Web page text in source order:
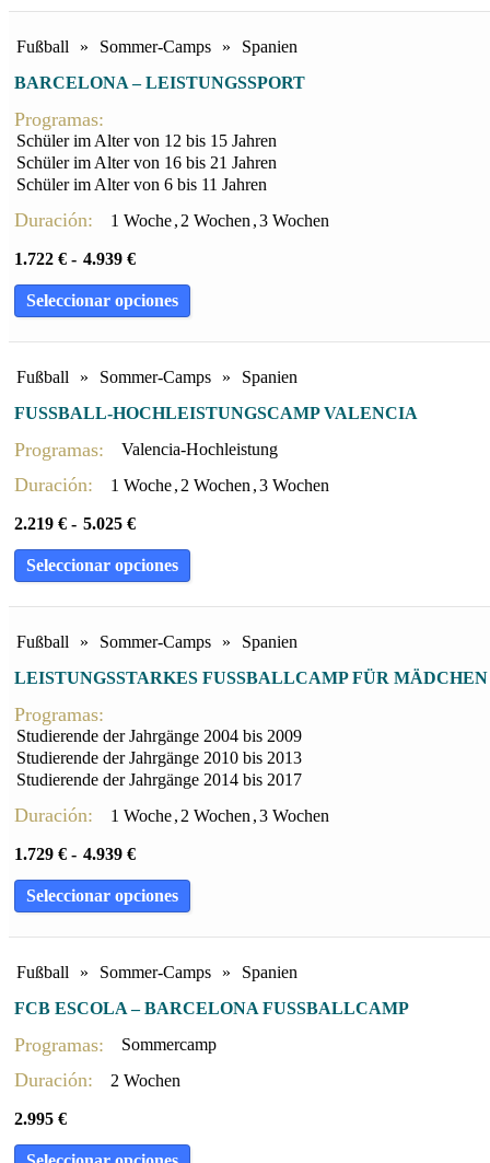
Fußball » Sommer-Camps »
Spanien
BARCELONA – LEISTUNGSSPORT
Programas:
Schüler im Alter von 12 bis 15 Jahren
Schüler im Alter von 16 bis 21 Jahren
Schüler im Alter von 6 bis 11 Jahren
Duración: 1 Woche , 2 Wochen ,3 Wochen
1.722 € - 4.939 €
Seleccionar opciones
Fußball » Sommer-Camps »
Spanien
FUSSBALL-HOCHLEISTUNGSCAMP VALENCIA
Programas: Valencia-Hochleistung
Duración: 1 Woche , 2 Wochen ,3 Wochen
2.219 € - 5.025 €
Seleccionar opciones
Fußball » Sommer-Camps »
Spanien
LEISTUNGSSTARKES FUSSBALLCAMP FÜR MÄDCHEN
Programas:
Studierende der Jahrgänge 2004 bis 2009
Studierende der Jahrgänge 2010 bis 2013
Studierende der Jahrgänge 2014 bis 2017
Duración: 1 Woche , 2 Wochen ,3 Wochen
1.729 € - 4.939 €
Seleccionar opciones
Fußball » Sommer-Camps »
Spanien
FCB ESCOLA – BARCELONA FUSSBALLCAMP
Programas: Sommercamp
Duración: 2 Wochen
2.995 €